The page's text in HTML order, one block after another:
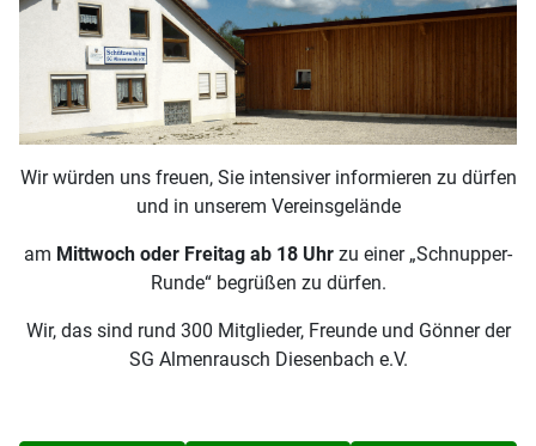
Wir würden uns freuen, Sie intensiver informieren zu dürfen
und in unserem Vereinsgelände
am Mittwoch oder Freitag ab 18 Uhr zu einer „Schnupper-
Runde“ begrüßen zu dürfen.
Wir, das sind rund 300 Mitglieder, Freunde und Gönner der
SG Almenrausch Diesenbach e.V.